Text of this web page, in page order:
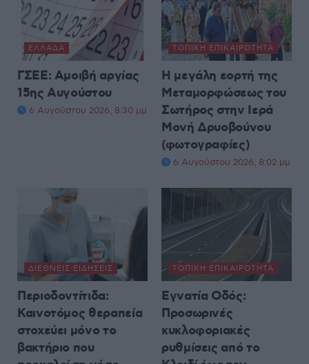
ΕΛΛΆΔΑ
ΓΣΕΕ: Αμοιβή αργίας
15ης Αυγούστου
6 Αυγούστου 2026, 8:30 μμ
ΤΟΠΙΚΉ ΕΠΙΚΑΙΡΌΤΗΤΑ
Η μεγάλη εορτή της
Μεταμορφώσεως του
Σωτήρος στην Ιερά
Μονή Δρυοβούνου
(φωτογραφίες)
6 Αυγούστου 2026, 8:02 μμ
ΔΙΕΘΝΕΊΣ ΕΙΔΉΣΕΙΣ
Περιοδοντίτιδα:
Καινοτόμος θεραπεία
στοχεύει μόνο το
βακτήριο που
ΤΟΠΙΚΉ ΕΠΙΚΑΙΡΌΤΗΤΑ
Εγνατία Οδός:
Προσωρινές
κυκλοφοριακές
ρυθμίσεις από το